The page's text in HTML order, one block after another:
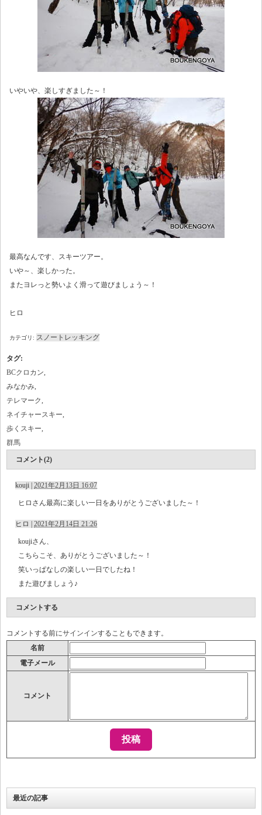
いやいや、楽しすぎました～！
最高なんです、スキーツアー。
いや～、楽しかった。
またヨレっと勢いよく滑って遊びましょう～！
ヒロ
カテゴリ: スノートレッキング
タグ:
BCクロカン
みなかみ
テレマーク
ネイチャースキー
歩くスキー
群馬
コメント(2)
kouji | 2021年2月13日 16:07
ヒロさん最高に楽しい一日をありがとうございました～！
ヒロ | 2021年2月14日 21:26
koujiさん、
こちらこそ、ありがとうございました～！
笑いっぱなしの楽しい一日でしたね！
また遊びましょう♪
コメントする
コメントする前にサインインすることもできます。
名前
電子メール
コメント
最近の記事